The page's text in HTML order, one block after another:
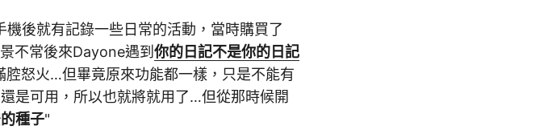
後就有記錄一些日常的活動，當時購買了
不常後來Dayone遇到 你的日記不是你的日記
怒火…但畢竟原來功能都一樣，只是不能有
是可用，所以也就將就用了…但從那時候開
種子"